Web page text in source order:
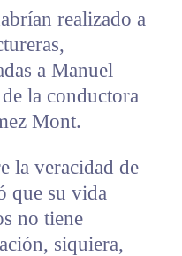
realizado a
a Manuel
la conductora
Mont.
la veracidad de
que su vida
no tiene
siquiera,